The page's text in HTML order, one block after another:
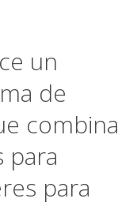
un
de
combina
para
para